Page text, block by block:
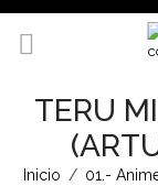
TERU
Inicio / 01.-